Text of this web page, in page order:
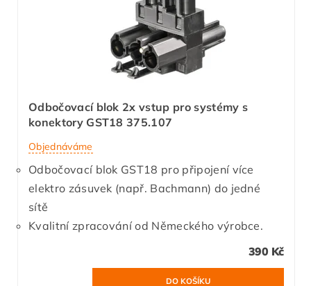
Odbočovací blok 2x vstup pro systémy s
konektory GST18 375.107
Objednáváme
Odbočovací blok GST18 pro připojení více
elektro zásuvek (např. Bachmann) do jedné
sítě
Kvalitní zpracování od Německého výrobce.
390 Kč